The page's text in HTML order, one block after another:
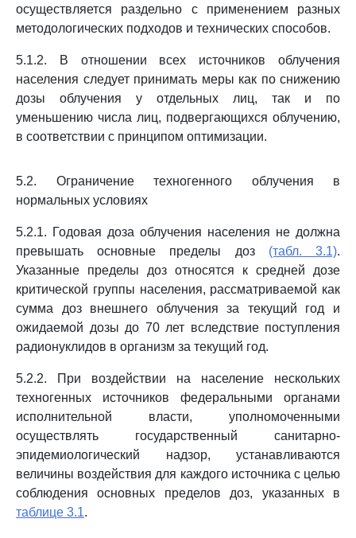
осуществляется раздельно с применением разных
методологических подходов и технических способов.
5.1.2. В отношении всех источников облучения
населения следует принимать меры как по снижению
дозы облучения у отдельных лиц, так и по
уменьшению числа лиц, подвергающихся облучению,
в соответствии с принципом оптимизации.
5.2. Ограничение техногенного облучения в
нормальных условиях
5.2.1. Годовая доза облучения населения не должна
превышать основные пределы доз (табл. 3.1).
Указанные пределы доз относятся к средней дозе
критической группы населения, рассматриваемой как
сумма доз внешнего облучения за текущий год и
ожидаемой дозы до 70 лет вследствие поступления
радионуклидов в организм за текущий год.
5.2.2. При воздействии на население нескольких
техногенных источников федеральными органами
исполнительной власти, уполномоченными
осуществлять государственный санитарно-
эпидемиологический надзор, устанавливаются
величины воздействия для каждого источника с целью
соблюдения основных пределов доз, указанных в
таблице 3.1.